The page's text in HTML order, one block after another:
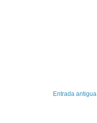
Entrada antigua